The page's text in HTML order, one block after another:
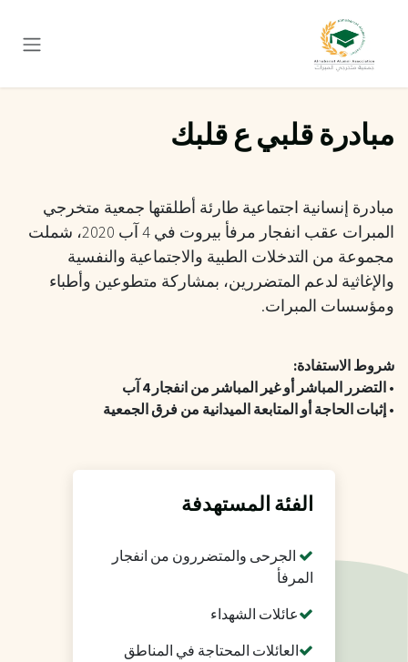
مبادرة قلبي ع قلبك
مبادرة إنسانية اجتماعية طارئة أطلقتها جمعية متخرجي
المبرات عقب انفجار مرفأ بيروت في 4 آب 2020، شملت
مجموعة من التدخلات الطبية والاجتماعية والنفسية
والإغاثية لدعم المتضررين، بمشاركة متطوعين وأطباء
ومؤسسات المبرات.
شروط الاستفادة:
• التضرر المباشر أو غير المباشر من انفجار 4 آب
• إثبات الحاجة أو المتابعة الميدانية من فرق الجمعية
الفئة المستهدفة
الجرحى والمتضررون من انفجار
المرفأ
عائلات الشهداء
العائلات المحتاجة في المناطق